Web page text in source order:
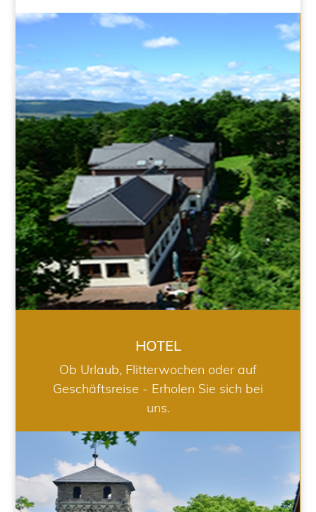
HOTEL
HOTEL
Ob Urlaub, Flitterwochen oder auf
Geschäftsreise - Erholen Sie sich bei
uns.